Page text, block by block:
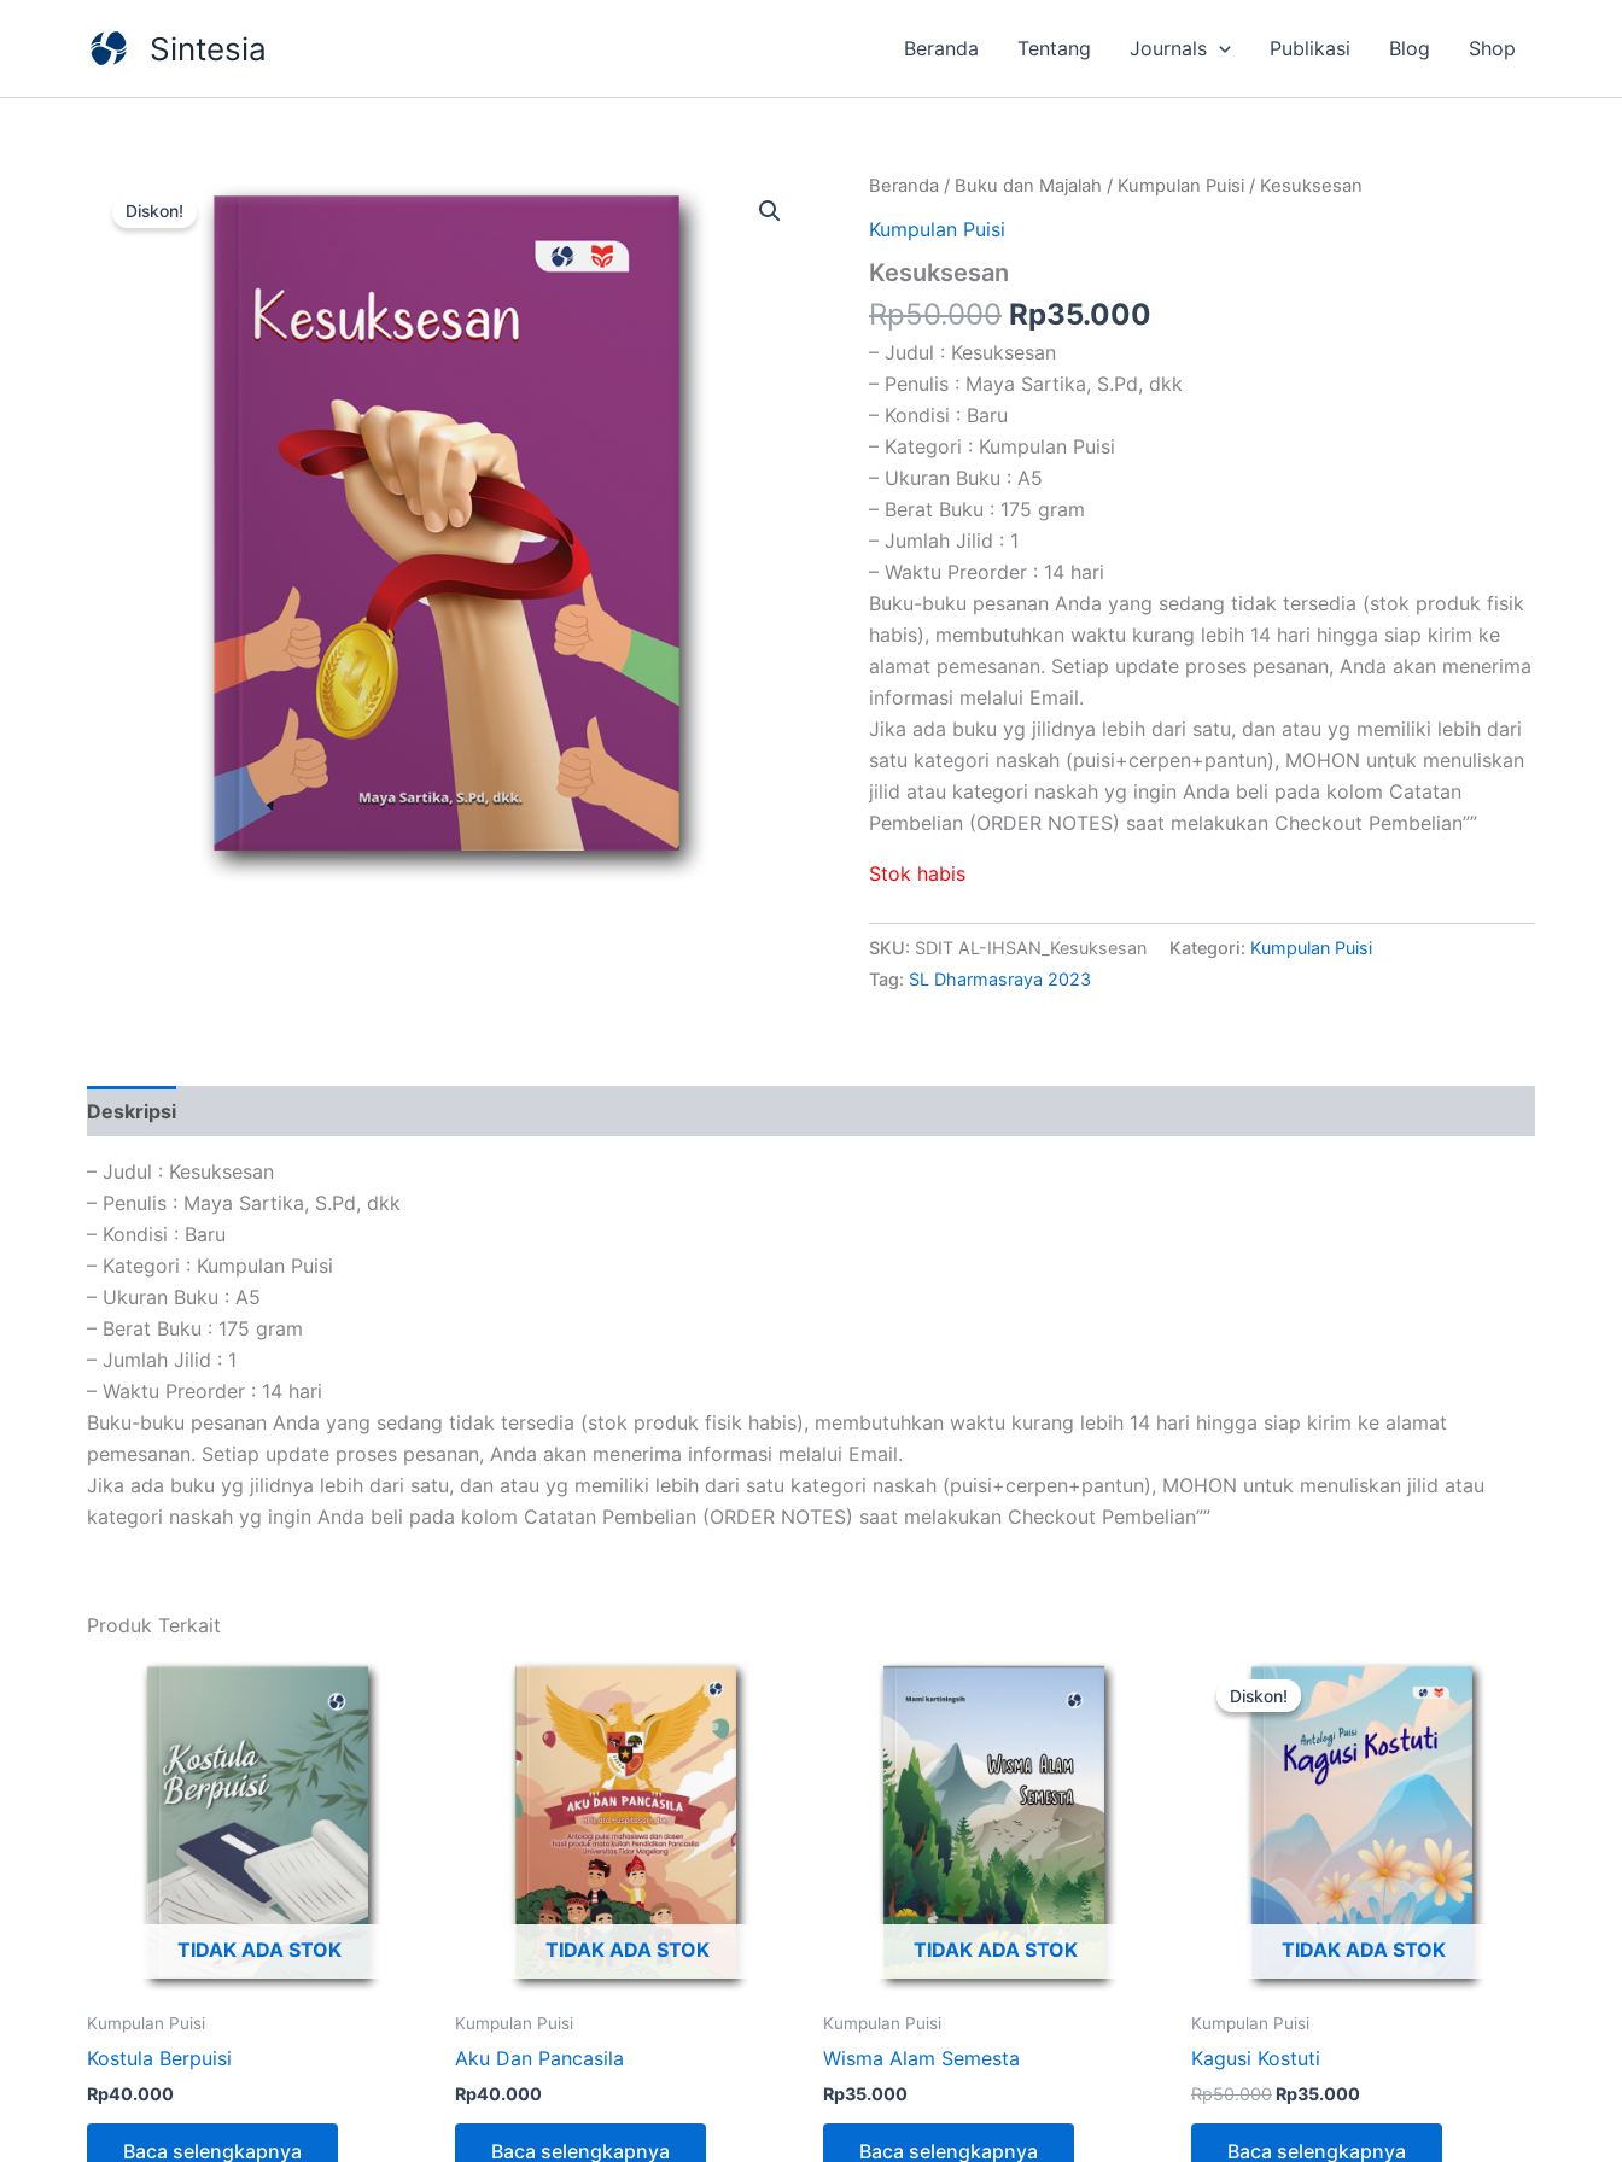
Sintesia Beranda Tentang Journals Publikasi Blog Shop
Diskon!
Beranda / Buku dan Majalah / Kumpulan Puisi / Kesuksesan
Kumpulan Puisi
Kesuksesan
Rp50.000
Harga
Rp35.000
Harga
– Judul : Kesuksesan
– Penulis : Maya Sartika, S.Pd, dkk
– Kondisi : Baru
– Kategori : Kumpulan Puisi
– Ukuran Buku : A5
– Berat Buku : 175 gram
– Jumlah Jilid : 1
– Waktu Preorder : 14 hari
Buku-buku pesanan Anda yang sedang tidak tersedia (stok produk fisik
habis), membutuhkan waktu kurang lebih 14 hari hingga siap kirim ke
alamat pemesanan. Setiap update proses pesanan, Anda akan menerima
informasi melalui Email.
Jika ada buku yg jilidnya lebih dari satu, dan atau yg memiliki lebih dari
satu kategori naskah (puisi+cerpen+pantun), MOHON untuk menuliskan
jilid atau kategori naskah yg ingin Anda beli pada kolom Catatan
Pembelian (ORDER NOTES) saat melakukan Checkout Pembelian””
Stok habis
SKU: SDIT AL-IHSAN_Kesuksesan Kategori: Kumpulan Puisi
Tag: SL Dharmasraya 2023
Deskripsi
– Judul : Kesuksesan
– Penulis : Maya Sartika, S.Pd, dkk
– Kondisi : Baru
– Kategori : Kumpulan Puisi
– Ukuran Buku : A5
– Berat Buku : 175 gram
– Jumlah Jilid : 1
– Waktu Preorder : 14 hari
Buku-buku pesanan Anda yang sedang tidak tersedia (stok produk fisik habis), membutuhkan waktu kurang lebih 14 hari hingga siap kirim ke alamat
pemesanan. Setiap update proses pesanan, Anda akan menerima informasi melalui Email.
Jika ada buku yg jilidnya lebih dari satu, dan atau yg memiliki lebih dari satu kategori naskah (puisi+cerpen+pantun), MOHON untuk menuliskan jilid atau
kategori naskah yg ingin Anda beli pada kolom Catatan Pembelian (ORDER NOTES) saat melakukan Checkout Pembelian””
Produk Terkait
TIDAK ADA STOK
Kumpulan Puisi
Kostula Berpuisi
Rp40.000
Baca selengkapnya
TIDAK ADA STOK
Kumpulan Puisi
Aku Dan Pancasila
Rp40.000
Baca selengkapnya
TIDAK ADA STOK
Kumpulan Puisi
Wisma Alam Semesta
Rp35.000
Baca selengkapnya
Diskon!
TIDAK ADA STOK
Diskon!
Kumpulan Puisi
Kagusi Kostuti
Rp50.000
Harga
aslinya
adalah:
Rp50.000.
Rp35.000
Harga
saat
ini
adalah:
Rp35.000.
Baca selengkapnya